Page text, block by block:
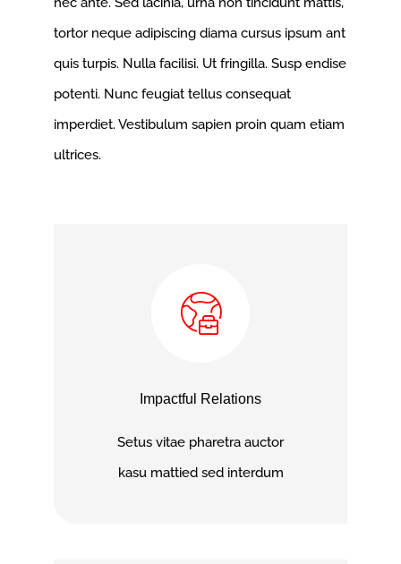
tortor neque adipiscing diama cursus ipsum ant
quis turpis. Nulla facilisi. Ut fringilla. Susp endise
potenti. Nunc feugiat tellus consequat
imperdiet. Vestibulum sapien proin quam etiam
ultrices.
Impactful Relations
Setus vitae pharetra auctor
kasu mattied sed interdum